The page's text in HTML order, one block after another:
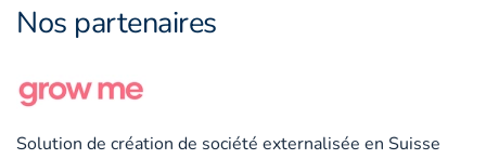
Nos partenaires
Solution de création de société externalisée en Suisse